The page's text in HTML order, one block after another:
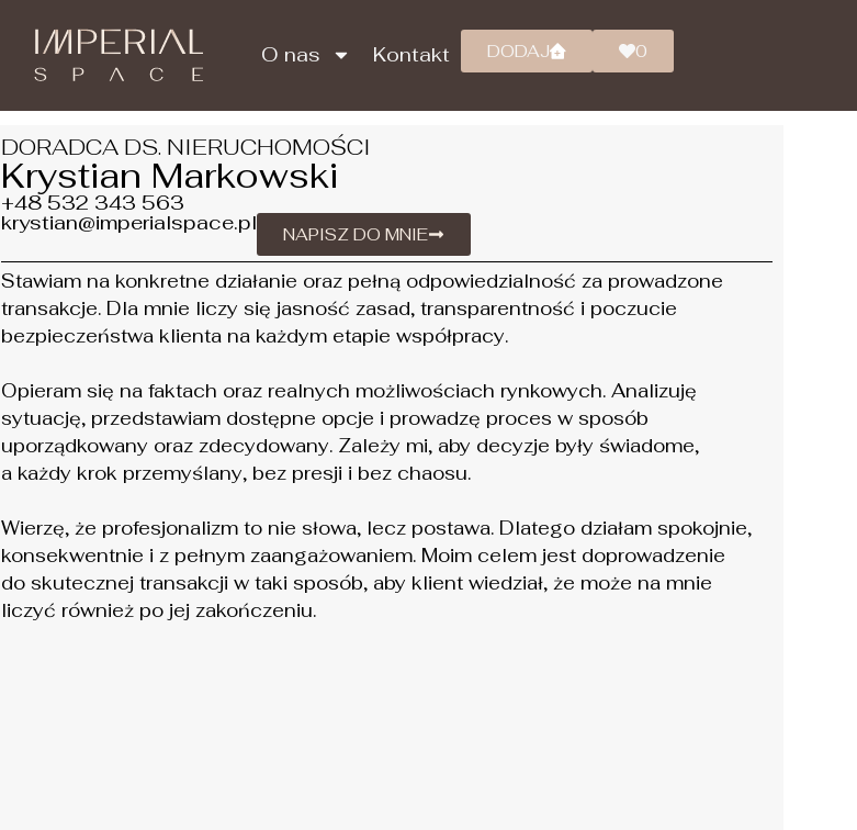
O nas Kontakt +
DODAJ 0
O nas
DORADCA DS. NIERUCHOMOŚCI
Krystian Markowski
+48 532 343 563
krystian@imperialspace.pl NAPISZ DO MNIE
Stawiam na konkretne działanie oraz pełną odpowiedzialność za prowadzone
transakcje. Dla mnie liczy się jasność zasad, transparentność i poczucie
bezpieczeństwa klienta na każdym etapie współpracy.
Opieram się na faktach oraz realnych możliwościach rynkowych. Analizuję
sytuację, przedstawiam dostępne opcje i prowadzę proces w sposób
uporządkowany oraz zdecydowany. Zależy mi, aby decyzje były świadome,
a każdy krok przemyślany, bez presji i bez chaosu.
Wierzę, że profesjonalizm to nie słowa, lecz postawa. Dlatego działam spokojnie,
konsekwentnie i z pełnym zaangażowaniem. Moim celem jest doprowadzenie
do skutecznej transakcji w taki sposób, aby klient wiedział, że może na mnie
liczyć również po jej zakończeniu.